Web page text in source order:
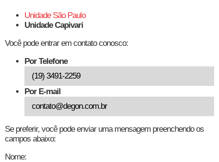
Unidade São Paulo
Unidade Capivari
Você pode entrar em contato conosco:
Por Telefone
(19) 3491-2259
Por E-mail
contato@degon.com.br
Se preferir, você pode enviar uma mensagem preenchendo os
campos abaixo:
Nome: